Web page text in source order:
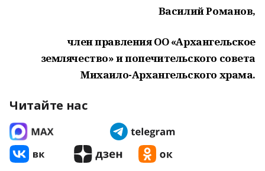
Василий Романов,
член правления ОО «Архангельское
землячество» и попечительского совета
Михаило-Архангельского храма.
Читайте нас